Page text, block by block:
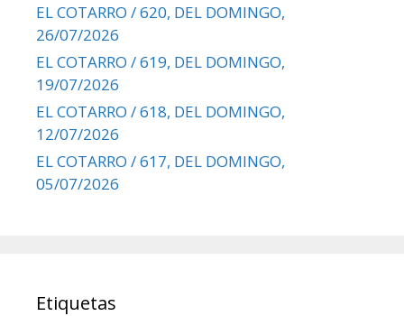
EL COTARRO / 620, DEL DOMINGO,
26/07/2026
EL COTARRO / 619, DEL DOMINGO,
19/07/2026
EL COTARRO / 618, DEL DOMINGO,
12/07/2026
EL COTARRO / 617, DEL DOMINGO,
05/07/2026
Etiquetas